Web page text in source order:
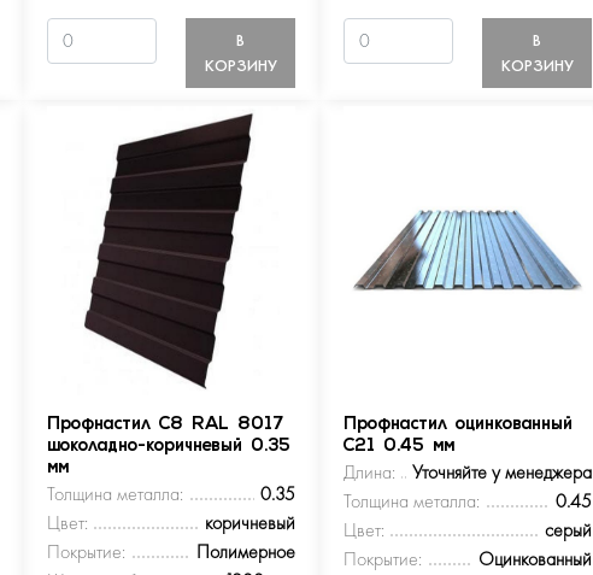
В
КОРЗИНУ
В
КОРЗИНУ
Профнастил С8 RAL 8017
шоколадно-коричневый 0.35
мм
Толщина металла:
0.35
Цвет:
коричневый
Покрытие:
Полимерное
Профнастил оцинкованный
С21 0.45 мм
Длина:
Уточняйте у менеджера
Толщина металла:
0.45
Цвет:
серый
Покрытие:
Оцинкованный